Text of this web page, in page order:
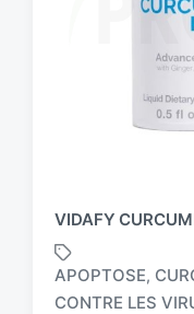
VIDAFY
APOPTOSE,
CONTRE LES